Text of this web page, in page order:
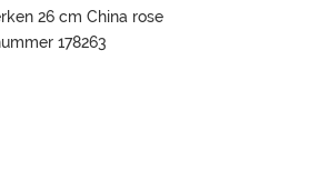
26 cm China rose
178263